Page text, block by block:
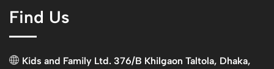
Find Us
Kids and Family Ltd. 376/B Khilgaon Taltola, Dhaka,